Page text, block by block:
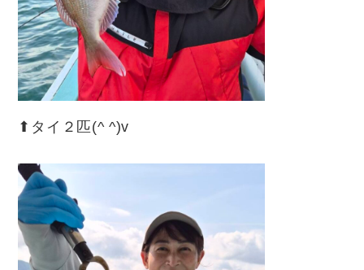
⬆︎タイ２匹(^ ^)v